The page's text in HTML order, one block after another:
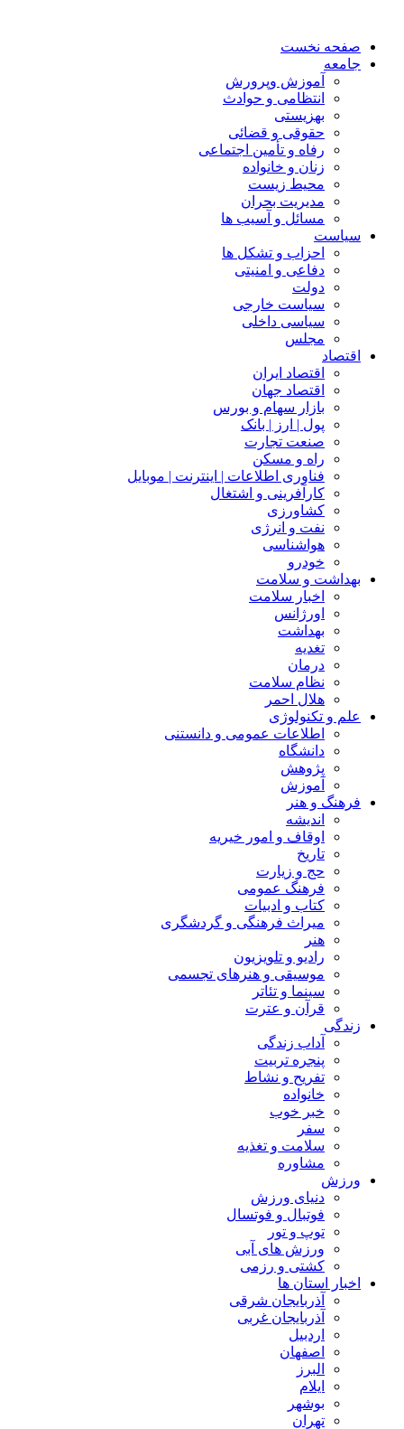
صفحه نخست
جامعه
آموزش وپرورش
انتظامی و حوادث
بهزیستی
حقوقی و قضائی
رفاه و تأمین اجتماعی
زنان و خانواده
محیط زیست
مدیریت بحران
مسائل و آسیب ها
سیاست
احزاب و تشکل ها
دفاعی و امنیتی
دولت
سیاست خارجی
سیاسی داخلی
مجلس
اقتصاد
اقتصاد ایران
اقتصاد جهان
بازار سهام و بورس
پول | ارز | بانک
صنعت تجارت
راه و مسکن
فناوری اطلاعات | اینترنت | موبایل
کارآفرینی و اشتغال
کشاورزی
نفت و انرژی
هواشناسی
خودرو
بهداشت و سلامت
اخبار سلامت
اورژانس
بهداشت
تغدیه
درمان
نظام سلامت
هلال احمر
علم و تکنولوژی
اطلاعات عمومی و دانستنی
دانشگاه
پژوهش
آموزش
فرهنگ و هنر
اندیشه
اوقاف و امور خیریه
تاریخ
حج و زیارت
فرهنگ عمومی
کتاب و ادبیات
میراث فرهنگی و گردشگری
هنر
رادیو و تلویزیون
موسیقی و هنرهای تجسمی
سینما و تئاتر
قرآن و عترت
زندگی
آداب زندگی
پنجره تربیت
تفریح و نشاط
خانواده
خبر خوب
سفر
سلامت و تغذیه
مشاوره
ورزش
دنیای ورزش
فوتبال و فوتسال
توپ و تور
ورزش های آبی
کشتی و رزمی
اخبار استان ها
آذربایجان شرقی
آذربایجان غربی
اردبیل
اصفهان
البرز
ایلام
بوشهر
تهران